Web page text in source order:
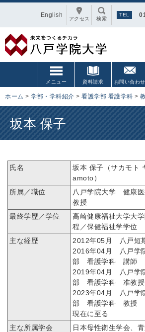
検索
English
アクセス
メニュー 資料請求 お問い合わせ
ホーム > 学部・学科紹介 > 看護学部 看護学科 >
坂本 保子
氏名
坂本 保子（サカモト
amoto）
所属／職位
八戸学院大学 健康
教授
最終学歴／学位
高崎健康福祉大学大
程／保健福祉学学位
主な経歴
2012年05月 八戸短
2016年04月 八戸学
部 看護学科 講師
2019年04月 八戸学
部 看護学科 准教授
2023年04月 八戸学
部 看護学科 教授
現在に至る
主な所属学会
日本母性衛生学会、